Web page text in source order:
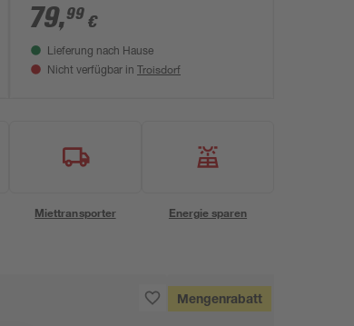
m²
79,99 €
Lieferung nach Hause
Nicht verfügbar in Troisdorf
Miettransporter Energie sparen
Mengenrabatt